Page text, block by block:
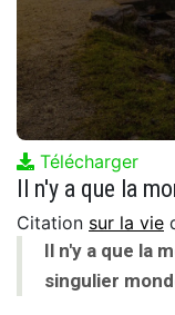
Télécharger
Citation sur la vie
Il n'y a que la
singulier